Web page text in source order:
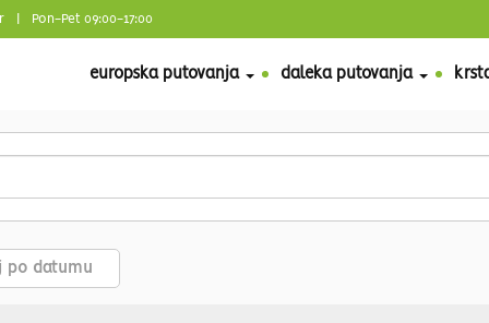
| Pon-Pet 09:00-17:00
europska putovanja daleka putovanja
datumu